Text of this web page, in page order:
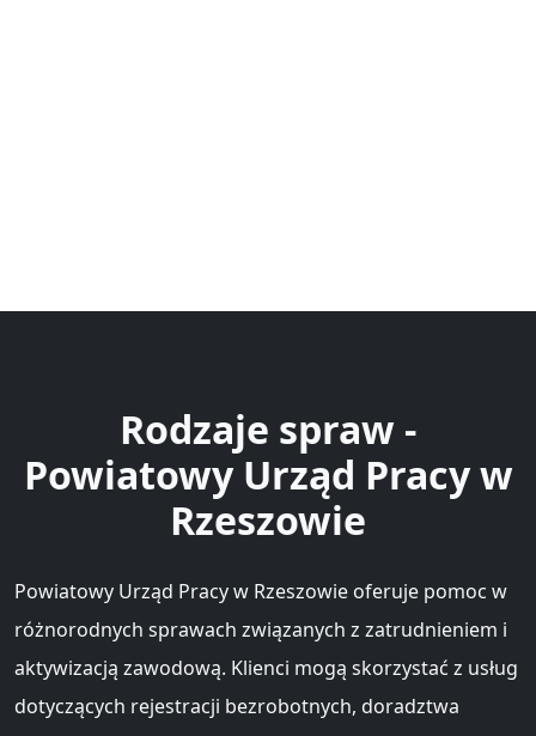
Rodzaje spraw -
Powiatowy Urząd Pracy w
Rzeszowie
Powiatowy Urząd Pracy w Rzeszowie oferuje pomoc w
różnorodnych sprawach związanych z zatrudnieniem i
aktywizacją zawodową. Klienci mogą skorzystać z usług
dotyczących rejestracji bezrobotnych, doradztwa